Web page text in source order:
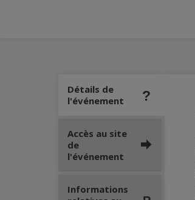
Détails de
l'événement
Accès au site
de
l'événement
Informations